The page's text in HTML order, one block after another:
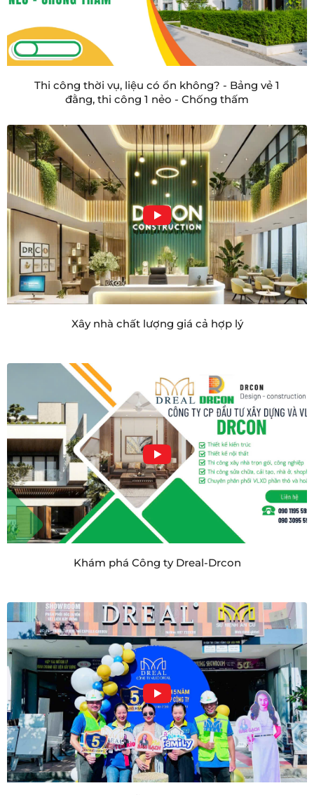
Thi công thời vụ, liệu có ổn không? - Bảng vẻ 1
đằng, thi công 1 nẻo - Chống thấm
Xây nhà chất lượng giá cả hợp lý
Khám phá Công ty Dreal-Drcon